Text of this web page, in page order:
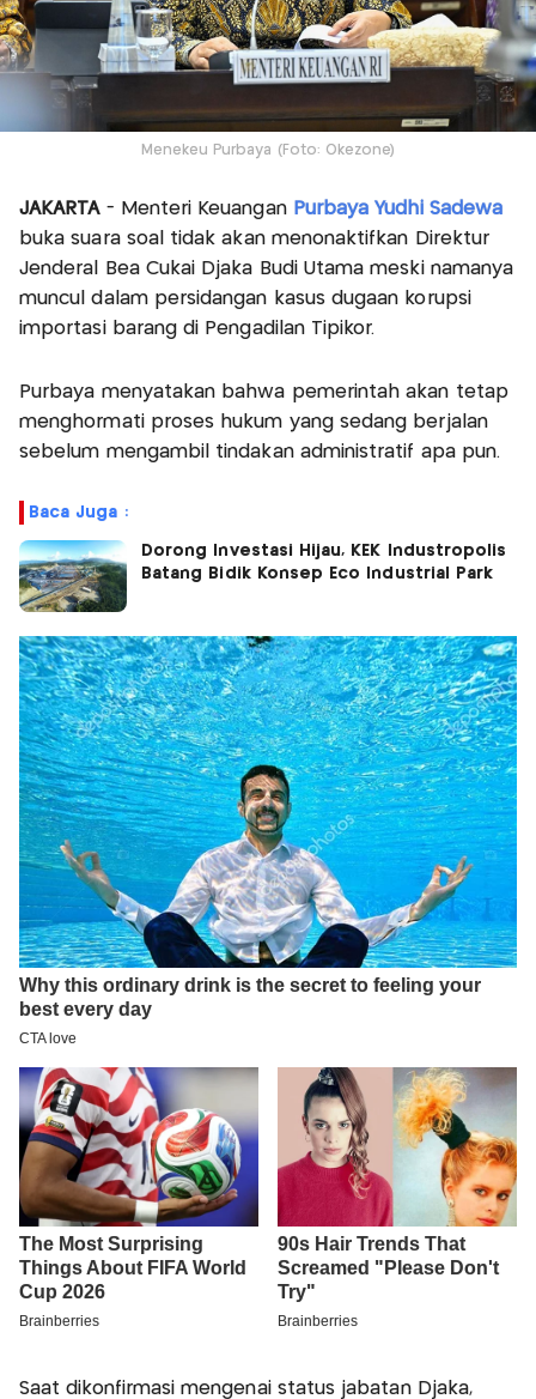
Menekeu Purbaya (Foto: Okezone)
JAKARTA- Menteri Keuangan Purbaya Yudhi Sadewa
buka suara soal tidak akan menonaktifkan Direktur
Jenderal Bea Cukai Djaka Budi Utama meski namanya
muncul dalam persidangan kasus dugaan korupsi
importasi barang di Pengadilan Tipikor.
Purbaya menyatakan bahwa pemerintah akan tetap
menghormati proses hukum yang sedang berjalan
sebelum mengambil tindakan administratif apa pun.
Baca Juga :
Dorong Investasi Hijau, KEK Industropolis
Batang Bidik Konsep Eco Industrial Park
Saat dikonfirmasi mengenai status jabatan Djaka,